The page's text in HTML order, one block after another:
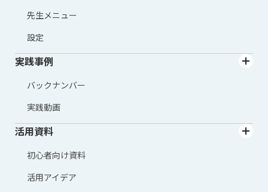
先生メニュー
設定
実践事例
バックナンバー
実践動画
活用資料
初心者向け資料
活用アイデア